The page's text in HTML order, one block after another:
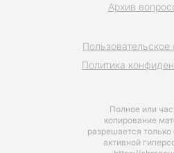
Полное или
копирование
разрешается только
активной
Пользовательское
Политика
Архив